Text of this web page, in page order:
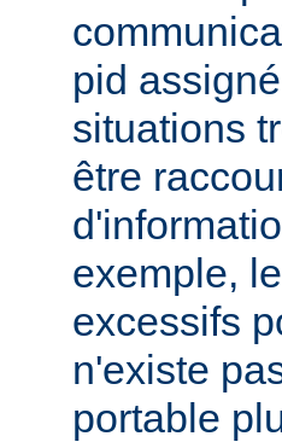
pid
situations
être
exemple,
excessifs
n'existe
portable